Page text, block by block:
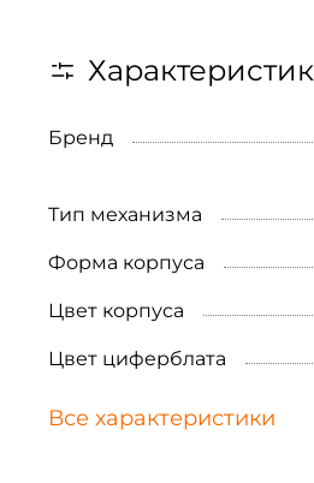
Бренд
Тип механизма
Форма корпуса
Цвет корпуса
Цвет циферблата
Все характеристики